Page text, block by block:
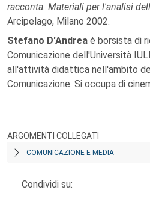
racconta. Materiali per l'analisi
Arcipelago, Milano 2002.
Stefano D'Andrea è borsista di
Comunicazione dell'Università
all'attività didattica nell'ambito
Comunicazione. Si occupa di
ARGOMENTI COLLEGATI
COMUNICAZIONE E MEDIA
Condividi su: